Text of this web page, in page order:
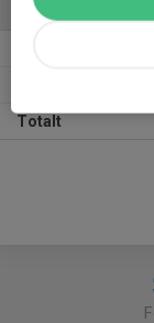
ALLA SERIER
Totalt